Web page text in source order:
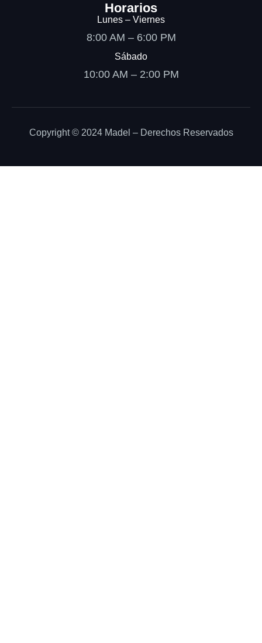
Horarios
Lunes – Viernes
8:00 AM – 6:00 PM
Sábado
10:00 AM – 2:00 PM
Copyright © 2024 Madel – Derechos Reservados